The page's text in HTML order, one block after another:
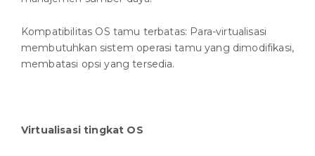
Kompatibilitas OS tamu terbatas: Para-virtualisasi
membutuhkan sistem operasi tamu yang dimodifikasi,
membatasi opsi yang tersedia.
Virtualisasi tingkat OS